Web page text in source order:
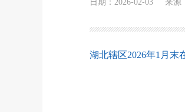
日期：2026-02-03 来源
湖北辖区2026年1月末